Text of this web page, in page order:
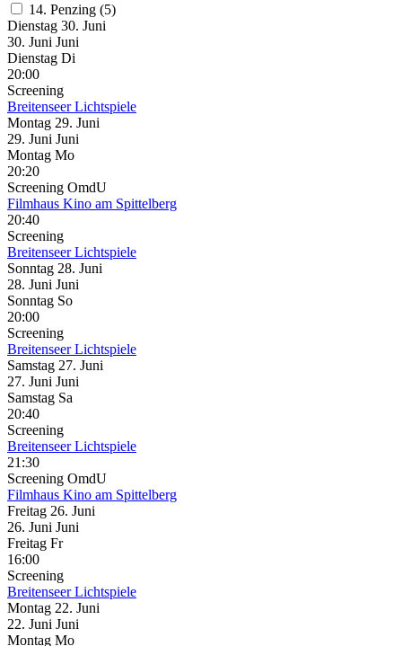
14. Penzing (5)
Dienstag 30. Juni
30. Juni Juni
Dienstag Di
20:00
Screening
Breitenseer Lichtspiele
Montag 29. Juni
29. Juni Juni
Montag Mo
20:20
Screening OmdU
Filmhaus Kino am Spittelberg
20:40
Screening
Breitenseer Lichtspiele
Sonntag 28. Juni
28. Juni Juni
Sonntag So
20:00
Screening
Breitenseer Lichtspiele
Samstag 27. Juni
27. Juni Juni
Samstag Sa
20:40
Screening
Breitenseer Lichtspiele
21:30
Screening OmdU
Filmhaus Kino am Spittelberg
Freitag 26. Juni
26. Juni Juni
Freitag Fr
16:00
Screening
Breitenseer Lichtspiele
Montag 22. Juni
22. Juni Juni
Montag Mo